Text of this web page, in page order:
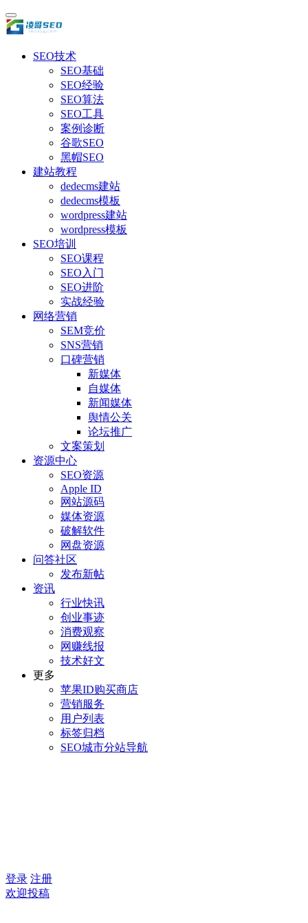
SEO技术
SEO基础
SEO经验
SEO算法
SEO工具
案例诊断
谷歌SEO
黑帽SEO
建站教程
dedecms建站
dedecms模板
wordpress建站
wordpress模板
SEO培训
SEO课程
SEO入门
SEO进阶
实战经验
网络营销
SEM竞价
SNS营销
口碑营销
新媒体
自媒体
新闻媒体
舆情公关
论坛推广
文案策划
资源中心
SEO资源
Apple ID
网站源码
媒体资源
破解软件
网盘资源
问答社区
发布新帖
资讯
行业快讯
创业事迹
消费观察
网赚线报
技术好文
更多
苹果ID购买商店
营销服务
用户列表
标签归档
SEO城市分站导航
登录 注册
欢迎投稿